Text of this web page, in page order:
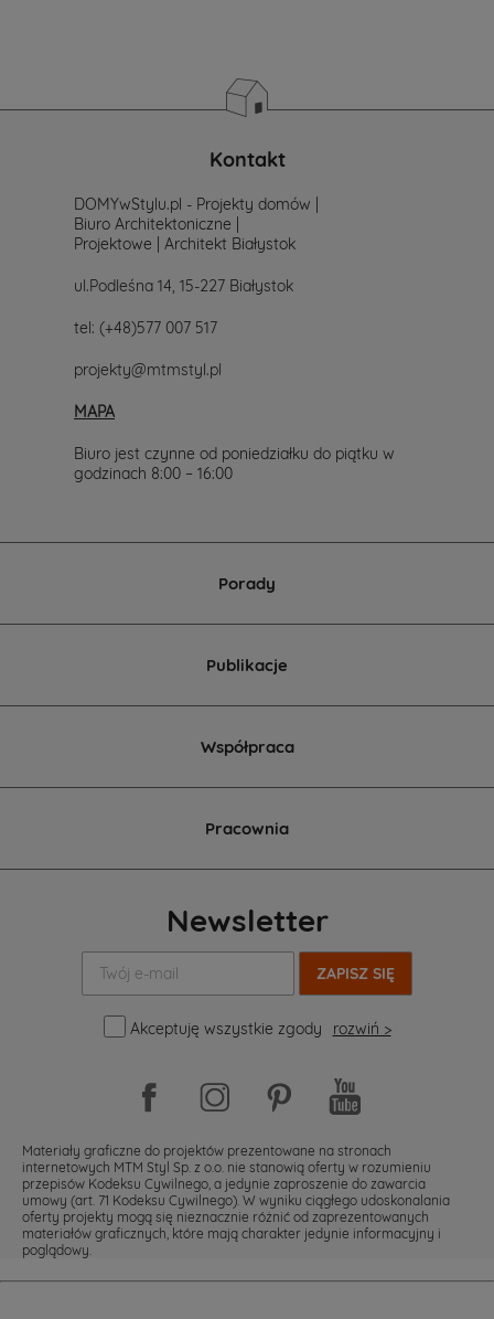
Kontakt
DOMYwStylu.pl - Projekty domów |
Biuro Architektoniczne |
Projektowe | Architekt Białystok
ul.Podleśna 14, 15-227 Białystok
tel: (+48)577 007 517
projekty@mtmstyl.pl
MAPA
Biuro jest czynne od poniedziałku do piątku w
godzinach 8:00 – 16:00
Porady
Publikacje
Współpraca
Pracownia
Newsletter
mail:
Akceptuję wszystkie zgody
rozwiń >
Materiały graficzne do projektów prezentowane na stronach
internetowych MTM Styl Sp. z o.o. nie stanowią oferty w rozumieniu
przepisów Kodeksu Cywilnego, a jedynie zaproszenie do zawarcia
umowy (art. 71 Kodeksu Cywilnego). W wyniku ciągłego udoskonalania
oferty projekty mogą się nieznacznie różnić od zaprezentowanych
materiałów graficznych, które mają charakter jedynie informacyjny i
poglądowy.